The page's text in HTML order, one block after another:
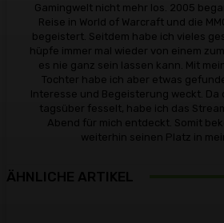
Gamingwelt nicht mehr los. 2005
Reise in World of Warcraft und die
begeistert. Seitdem habe ich vieles
hüpfe immer mal wieder von einem
es nie ganz sein lassen kann. Mit
Tochter habe ich aber etwas
Interesse und Begeisterung weckt. Da
tagsüber fesselt, habe ich das
Abend für mich entdeckt. Somit
weiterhin seinen Platz in
ÄHNLICHE ARTIKEL